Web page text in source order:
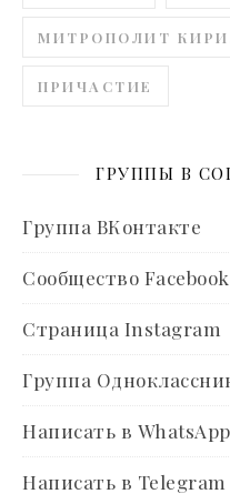
МИТРОПОЛИТ
ПРИЧАСТИЕ
ГРУППЫ В
Группа ВКонтакте
Сообщество Facebook
Страница Instagram
Группа
Написать в WhatsApp
Написать в Telegram